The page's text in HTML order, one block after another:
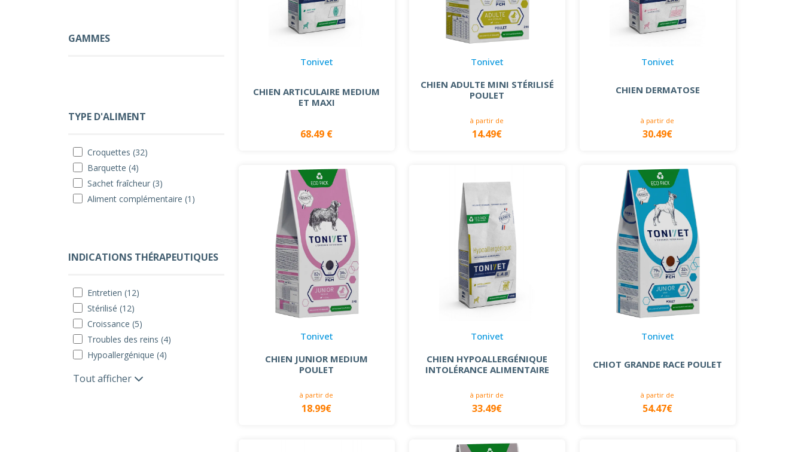
GAMMES
TYPE D'ALIMENT
Croquettes (32)
Barquette (4)
Sachet fraîcheur (3)
Aliment complémentaire (1)
INDICATIONS THÉRAPEUTIQUES
Entretien (12)
Stérilisé (12)
Croissance (5)
Troubles des reins (4)
Hypoallergénique (4)
Tout afficher
Tonivet
CHIEN ARTICULAIRE MEDIUM
ET MAXI
68.49 €
Tonivet
CHIEN ADULTE MINI STÉRILISÉ
POULET
à partir de
14.49€
Tonivet
CHIEN DERMATOSE
à partir de
30.49€
Tonivet
CHIEN JUNIOR MEDIUM
POULET
à partir de
18.99€
Tonivet
CHIEN HYPOALLERGÉNIQUE
INTOLÉRANCE ALIMENTAIRE
à partir de
33.49€
Tonivet
CHIOT GRANDE RACE POULET
à partir de
54.47€